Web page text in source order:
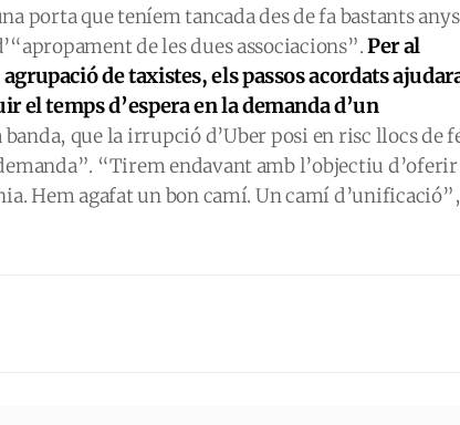
porta que teníem tancada des de fa bastants
de les dues associacions”.Per al
de taxistes, els passos acordats
el temps d’espera en la demanda d’un
que la irrupció d’Uber posi en risc llocs de
“Tirem endavant amb l’objectiu d’oferir
Hem agafat un bon camí. Un camí